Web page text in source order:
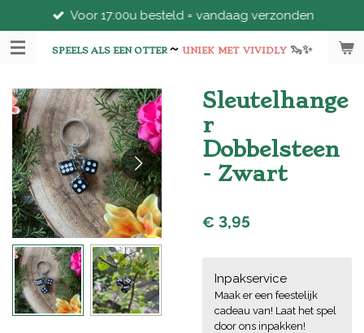
direct
naar
hoofdinhoud
SPEELS ALS EEN OTTER~ UNIEK MET VIVIDLY 🦦✨
Voor 17:00u besteld = vandaag verzonden
Sleutelhange
r
Dobbelsteen
- Zwart
€ 3,95
Inpakservice
Maak er een feestelijk
cadeau van! Laat het spel
door ons inpakken!